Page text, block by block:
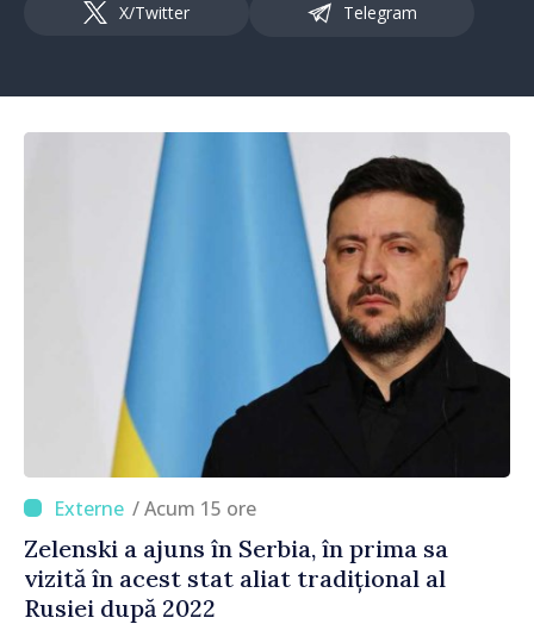
X/Twitter Telegram
/ Acum 15 ore
Zelenski a ajuns în Serbia, în prima sa
vizită în acest stat aliat tradițional al
Rusiei după 2022